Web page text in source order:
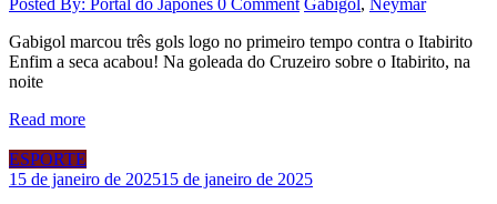
Posted By: Portal do Japones 0 Comment Gabigol , Neymar
Gabigol marcou três gols logo no primeiro tempo contra o Itabirito
Enfim a seca acabou! Na goleada do Cruzeiro sobre o Itabirito, na
noite
Read more
ESPORTE
15 de janeiro de 202515 de janeiro de 2025